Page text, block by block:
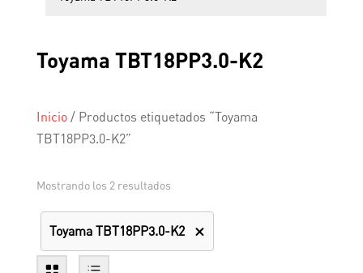
Toyama TBT18PP3.0-K2
Inicio/ Productos etiquetados “Toyama
TBT18PP3.0-K2”
Mostrando los 2 resultados
Toyama TBT18PP3.0-K2